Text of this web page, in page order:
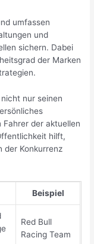
umfassen
und
sichern. Dabei
der Marken
nur seinen
der aktuellen
hilft,
der Konkurrenz
Beispiel
Red Bull
Racing Team